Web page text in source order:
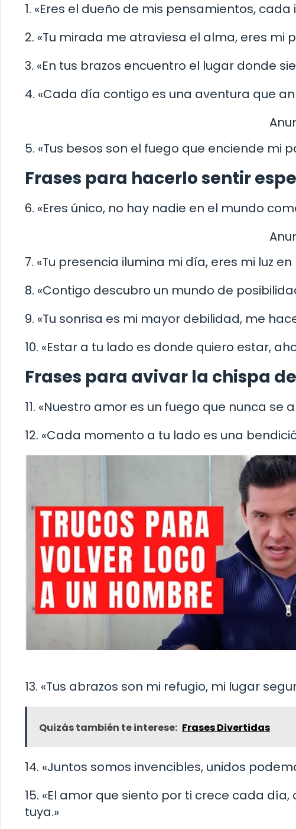
1. «Eres el dueño de mis pensamientos,
2. «Tu mirada me atraviesa el alma, eres mi
3. «En tus brazos encuentro el lugar donde
4. «Cada día contigo es una aventura que
5. «Tus besos son el fuego que enciende mi
Frases para hacerlo sentir
6. «Eres único, no hay nadie en el mundo
7. «Tu presencia ilumina mi día, eres mi luz
8. «Contigo descubro un mundo de
9. «Tu sonrisa es mi mayor debilidad, me
10. «Estar a tu lado es donde quiero estar,
Frases para avivar la chispa
11. «Nuestro amor es un fuego que nunca
12. «Cada momento a tu lado es una
13. «Tus abrazos son mi refugio, mi lugar
Quizás también te interese: Frases Divertidas
14. «Juntos somos invencibles, unidos
15. «El amor que siento por ti crece cada
tuya.»